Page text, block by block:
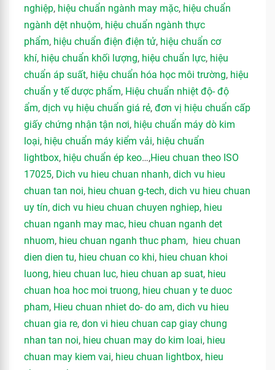
nghiệp, hiệu chuẩn ngành may mặc, hiệu chuẩn
ngành dệt nhuộm, hiệu chuẩn ngành thực
phẩm, hiệu chuẩn điện điện tử, hiệu chuẩn cơ
khí, hiệu chuẩn khối lượng, hiệu chuẩn lực, hiệu
chuẩn áp suất, hiệu chuẩn hóa học môi trường, hiệu
chuẩn y tế dược phẩm, Hiệu chuẩn nhiệt độ- độ
ẩm, dịch vụ hiệu chuẩn giá rẻ, đơn vị hiệu chuẩn cấp
giấy chứng nhận tận nơi, hiệu chuẩn máy dò kim
loại, hiệu chuẩn máy kiểm vải, hiệu chuẩn
lightbox, hiệu chuẩn ép keo…,Hieu chuan theo ISO
17025, Dich vu hieu chuan nhanh, dich vu hieu
chuan tan noi, hieu chuan g-tech, dich vu hieu chuan
uy tín, dich vu hieu chuan chuyen nghiep, hieu
chuan nganh may mac, hieu chuan nganh det
nhuom, hieu chuan nganh thuc pham, hieu chuan
dien dien tu, hieu chuan co khi, hieu chuan khoi
luong, hieu chuan luc, hieu chuan ap suat, hieu
chuan hoa hoc moi truong, hieu chuan y te duoc
pham, Hieu chuan nhiet do- do am, dich vu hieu
chuan gia re, don vi hieu chuan cap giay chung
nhan tan noi, hieu chuan may do kim loai, hieu
chuan may kiem vai, hieu chuan lightbox, hieu